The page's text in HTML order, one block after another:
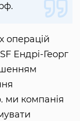
операцій
Ендрі-Георг
ми компанія